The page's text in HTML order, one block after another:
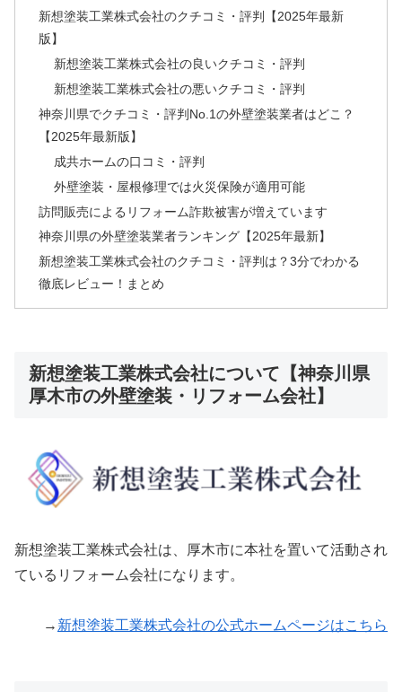
新想塗装工業株式会社のクチコミ・評判【2025年最新
版】
新想塗装工業株式会社の良いクチコミ・評判
新想塗装工業株式会社の悪いクチコミ・評判
神奈川県でクチコミ・評判No.1の外壁塗装業者はどこ？
【2025年最新版】
成共ホームの口コミ・評判
外壁塗装・屋根修理では火災保険が適用可能
訪問販売によるリフォーム詐欺被害が増えています
神奈川県の外壁塗装業者ランキング【2025年最新】
新想塗装工業株式会社のクチコミ・評判は？3分でわかる
徹底レビュー！まとめ
新想塗装工業株式会社について【神奈川県
厚木市の外壁塗装・リフォーム会社】
新想塗装工業株式会社は、厚木市に本社を置いて活動され
ているリフォーム会社になります。
→ 新想塗装工業株式会社の公式ホームページはこちら